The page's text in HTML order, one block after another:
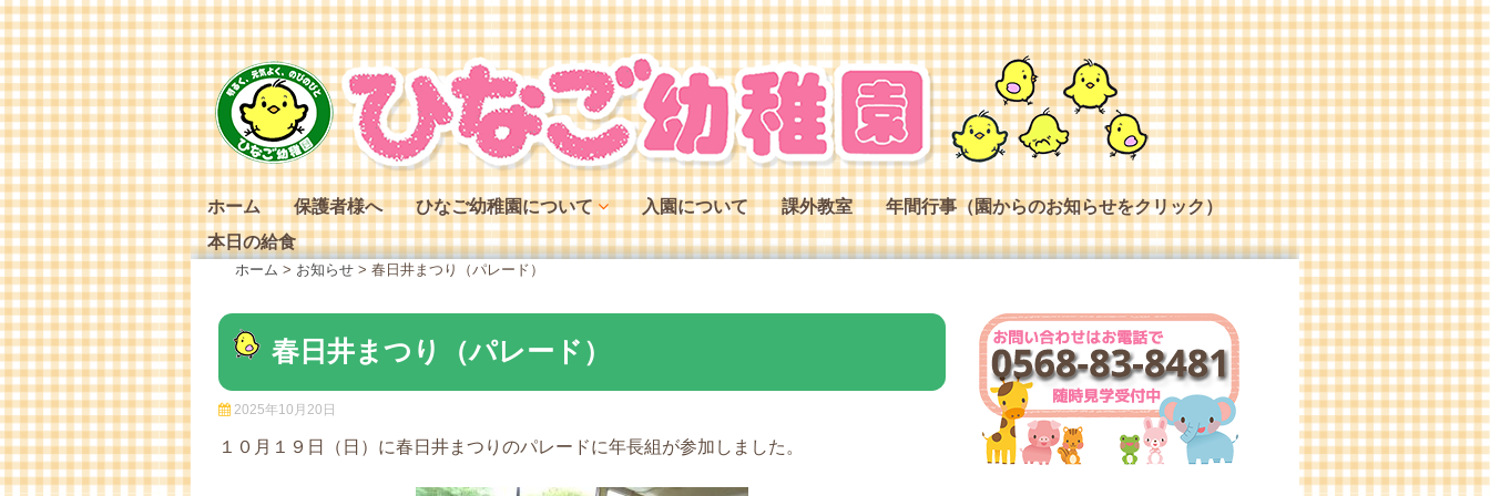
Skip
to
content
ホーム 保護者様へ
ひなご幼稚園について
ひなご幼稚園の特色
ひなご幼稚園の役割
ひなご幼稚園の一日
入園について 課外教室
年間行事（園からのお知らせをクリック）
本日の給食
ホーム > お知らせ > 春日井まつり（パレード）
春日井まつり（パレード）
2025年10月20日
１０月１９日（日）に春日井まつりのパレードに年長組が参加しました。